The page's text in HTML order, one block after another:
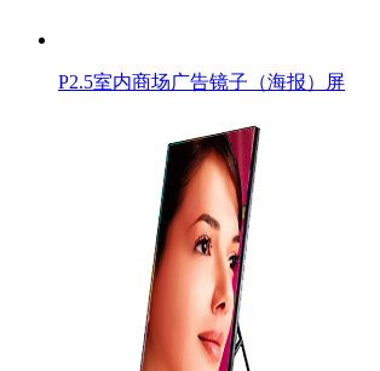
P2.5室内商场广告镜子（海报）屏